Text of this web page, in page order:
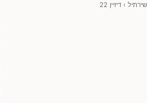
שירתיל › דיזיין 22